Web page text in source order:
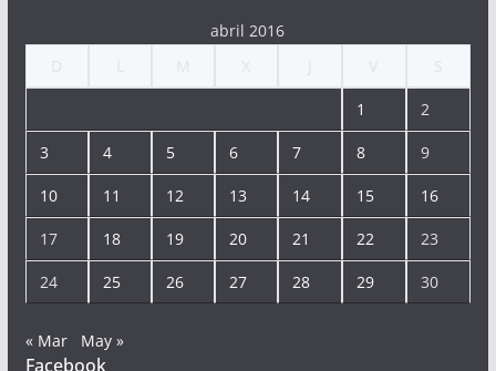
abril 2016
1 2
3 4 5 6 7 8 9
10 11 12 13 14 15 16
17 18 19 20 21 22 23
24 25 26 27 28 29 30
« Mar May »
Facebook